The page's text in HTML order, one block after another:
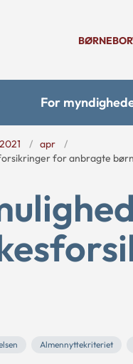
For
2021
apr
for anbragte børn
Almennyttekriteriet